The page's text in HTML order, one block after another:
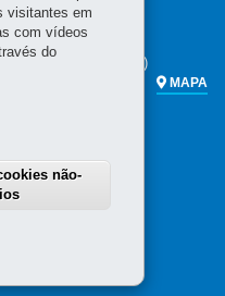
FAZENDA
ao público)
MAPA
das 7h às 19h
fixo)
visitantes em
com vídeos
do
não-